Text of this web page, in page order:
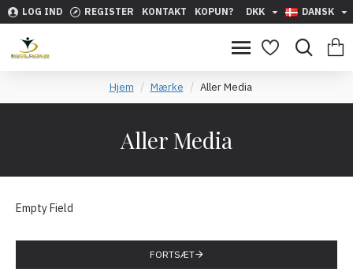
LOG IND REGISTER KONTAKT KOPUN? DKK DANSK
Hjem Mærke Aller Media
Aller Media
Empty Field
FORTSÆT